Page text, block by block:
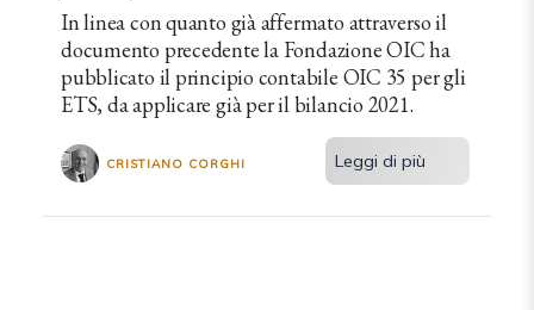
In linea con quanto già affermato attraverso il
documento precedente la Fondazione OIC ha
pubblicato il principio contabile OIC 35 per gli
ETS, da applicare già per il bilancio 2021.
CRISTIANO CORGHI Leggi di più